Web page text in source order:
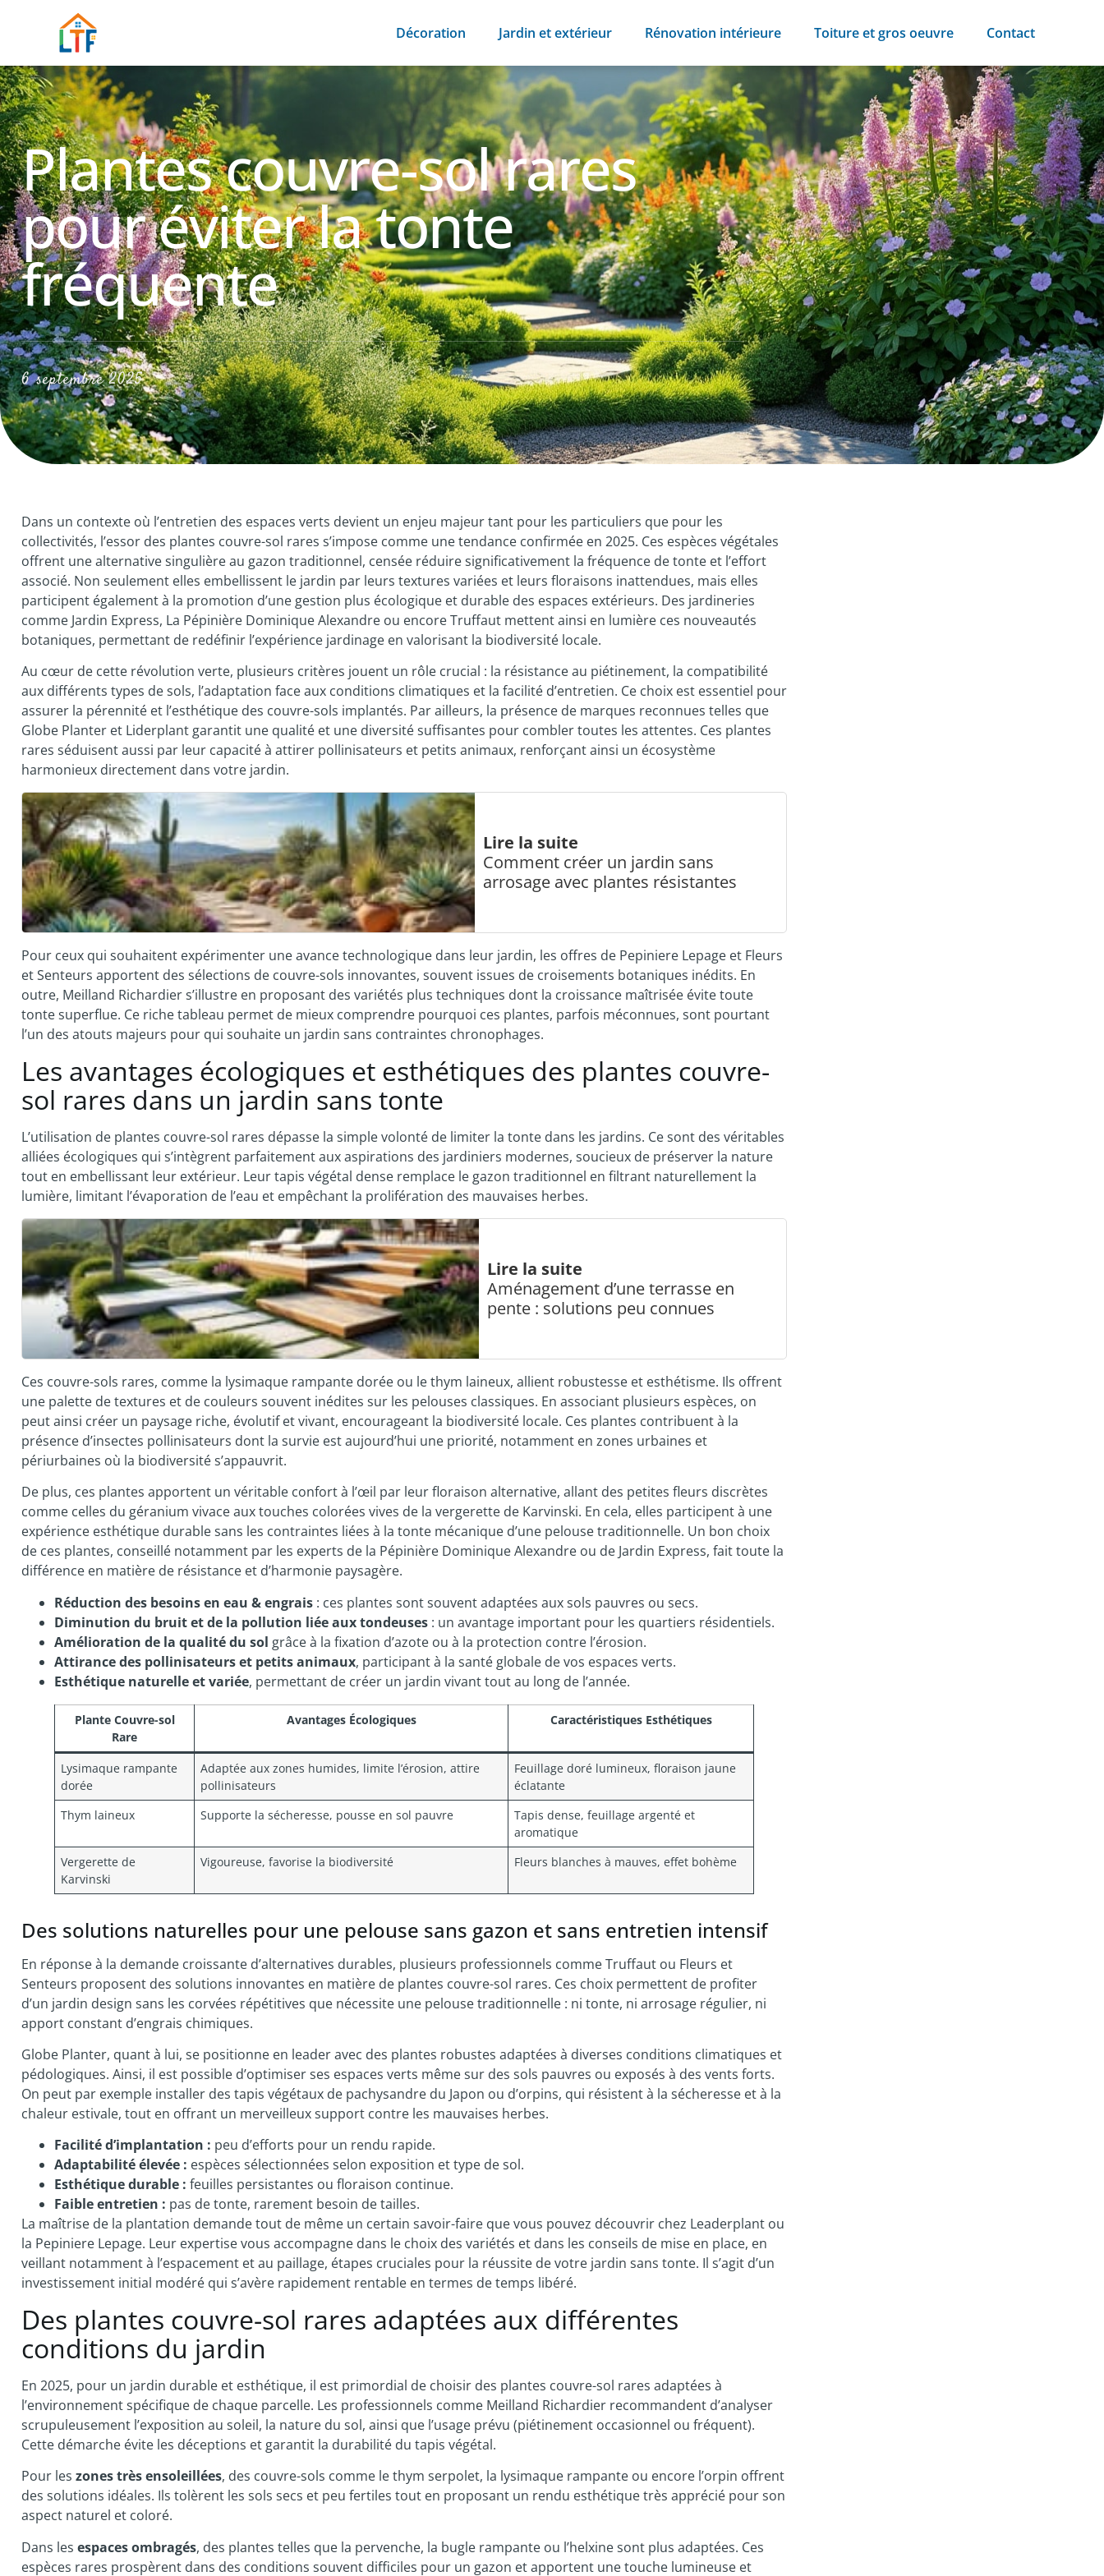
Décoration Jardin et extérieur Rénovation intérieure Toiture et gros oeuvre Contact
Plantes couvre-sol rares
pour éviter la tonte
fréquente
6 septembre 2025
Dans un contexte où l’entretien des espaces verts devient un enjeu majeur tant pour les particuliers que pour les
collectivités, l’essor des plantes couvre-sol rares s’impose comme une tendance confirmée en 2025. Ces espèces végétales
offrent une alternative singulière au gazon traditionnel, censée réduire significativement la fréquence de tonte et l’effort
associé. Non seulement elles embellissent le jardin par leurs textures variées et leurs floraisons inattendues, mais elles
participent également à la promotion d’une gestion plus écologique et durable des espaces extérieurs. Des jardineries
comme Jardin Express, La Pépinière Dominique Alexandre ou encore Truffaut mettent ainsi en lumière ces nouveautés
botaniques, permettant de redéfinir l’expérience jardinage en valorisant la biodiversité locale.
Au cœur de cette révolution verte, plusieurs critères jouent un rôle crucial : la résistance au piétinement, la compatibilité
aux différents types de sols, l’adaptation face aux conditions climatiques et la facilité d’entretien. Ce choix est essentiel pour
assurer la pérennité et l’esthétique des couvre-sols implantés. Par ailleurs, la présence de marques reconnues telles que
Globe Planter et Liderplant garantit une qualité et une diversité suffisantes pour combler toutes les attentes. Ces plantes
rares séduisent aussi par leur capacité à attirer pollinisateurs et petits animaux, renforçant ainsi un écosystème
harmonieux directement dans votre jardin.
Lire la suite
Comment créer un jardin sans
arrosage avec plantes résistantes
Pour ceux qui souhaitent expérimenter une avance technologique dans leur jardin, les offres de Pepiniere Lepage et Fleurs
et Senteurs apportent des sélections de couvre-sols innovantes, souvent issues de croisements botaniques inédits. En
outre, Meilland Richardier s’illustre en proposant des variétés plus techniques dont la croissance maîtrisée évite toute
tonte superflue. Ce riche tableau permet de mieux comprendre pourquoi ces plantes, parfois méconnues, sont pourtant
l’un des atouts majeurs pour qui souhaite un jardin sans contraintes chronophages.
Les avantages écologiques et esthétiques des plantes couvre-
sol rares dans un jardin sans tonte
L’utilisation de plantes couvre-sol rares dépasse la simple volonté de limiter la tonte dans les jardins. Ce sont des véritables
alliées écologiques qui s’intègrent parfaitement aux aspirations des jardiniers modernes, soucieux de préserver la nature
tout en embellissant leur extérieur. Leur tapis végétal dense remplace le gazon traditionnel en filtrant naturellement la
lumière, limitant l’évaporation de l’eau et empêchant la prolifération des mauvaises herbes.
Lire la suite
Aménagement d’une terrasse en
pente : solutions peu connues
Ces couvre-sols rares, comme la lysimaque rampante dorée ou le thym laineux, allient robustesse et esthétisme. Ils offrent
une palette de textures et de couleurs souvent inédites sur les pelouses classiques. En associant plusieurs espèces, on
peut ainsi créer un paysage riche, évolutif et vivant, encourageant la biodiversité locale. Ces plantes contribuent à la
présence d’insectes pollinisateurs dont la survie est aujourd’hui une priorité, notamment en zones urbaines et
périurbaines où la biodiversité s’appauvrit.
De plus, ces plantes apportent un véritable confort à l’œil par leur floraison alternative, allant des petites fleurs discrètes
comme celles du géranium vivace aux touches colorées vives de la vergerette de Karvinski. En cela, elles participent à une
expérience esthétique durable sans les contraintes liées à la tonte mécanique d’une pelouse traditionnelle. Un bon choix
de ces plantes, conseillé notamment par les experts de la Pépinière Dominique Alexandre ou de Jardin Express, fait toute la
différence en matière de résistance et d’harmonie paysagère.
Réduction des besoins en eau & engrais : ces plantes sont souvent adaptées aux sols pauvres ou secs.
Diminution du bruit et de la pollution liée aux tondeuses : un avantage important pour les quartiers résidentiels.
Amélioration de la qualité du sol grâce à la fixation d’azote ou à la protection contre l’érosion.
Attirance des pollinisateurs et petits animaux, participant à la santé globale de vos espaces verts.
Esthétique naturelle et variée, permettant de créer un jardin vivant tout au long de l’année.
Plante Couvre-sol
Rare
Avantages Écologiques Caractéristiques Esthétiques
Lysimaque rampante
dorée
Adaptée aux zones humides, limite l’érosion, attire
pollinisateurs
Feuillage doré lumineux, floraison jaune
éclatante
Thym laineux
Supporte la sécheresse, pousse en sol pauvre
Tapis dense, feuillage argenté et
aromatique
Vergerette de
Karvinski
Vigoureuse, favorise la biodiversité Fleurs blanches à mauves, effet bohème
Des solutions naturelles pour une pelouse sans gazon et sans entretien intensif
En réponse à la demande croissante d’alternatives durables, plusieurs professionnels comme Truffaut ou Fleurs et
Senteurs proposent des solutions innovantes en matière de plantes couvre-sol rares. Ces choix permettent de profiter
d’un jardin design sans les corvées répétitives que nécessite une pelouse traditionnelle : ni tonte, ni arrosage régulier, ni
apport constant d’engrais chimiques.
Globe Planter, quant à lui, se positionne en leader avec des plantes robustes adaptées à diverses conditions climatiques et
pédologiques. Ainsi, il est possible d’optimiser ses espaces verts même sur des sols pauvres ou exposés à des vents forts.
On peut par exemple installer des tapis végétaux de pachysandre du Japon ou d’orpins, qui résistent à la sécheresse et à la
chaleur estivale, tout en offrant un merveilleux support contre les mauvaises herbes.
Facilité d’implantation : peu d’efforts pour un rendu rapide.
Adaptabilité élevée : espèces sélectionnées selon exposition et type de sol.
Esthétique durable : feuilles persistantes ou floraison continue.
Faible entretien : pas de tonte, rarement besoin de tailles.
La maîtrise de la plantation demande tout de même un certain savoir-faire que vous pouvez découvrir chez Leaderplant ou
la Pepiniere Lepage. Leur expertise vous accompagne dans le choix des variétés et dans les conseils de mise en place, en
veillant notamment à l’espacement et au paillage, étapes cruciales pour la réussite de votre jardin sans tonte. Il s’agit d’un
investissement initial modéré qui s’avère rapidement rentable en termes de temps libéré.
Des plantes couvre-sol rares adaptées aux différentes
conditions du jardin
En 2025, pour un jardin durable et esthétique, il est primordial de choisir des plantes couvre-sol rares adaptées à
l’environnement spécifique de chaque parcelle. Les professionnels comme Meilland Richardier recommandent d’analyser
scrupuleusement l’exposition au soleil, la nature du sol, ainsi que l’usage prévu (piétinement occasionnel ou fréquent).
Cette démarche évite les déceptions et garantit la durabilité du tapis végétal.
Pour les zones très ensoleillées, des couvre-sols comme le thym serpolet, la lysimaque rampante ou encore l’orpin offrent
des solutions idéales. Ils tolèrent les sols secs et peu fertiles tout en proposant un rendu esthétique très apprécié pour son
aspect naturel et coloré.
Dans les espaces ombragés, des plantes telles que la pervenche, la bugle rampante ou l’helxine sont plus adaptées. Ces
espèces rares prospèrent dans des conditions souvent difficiles pour un gazon et apportent une touche lumineuse et